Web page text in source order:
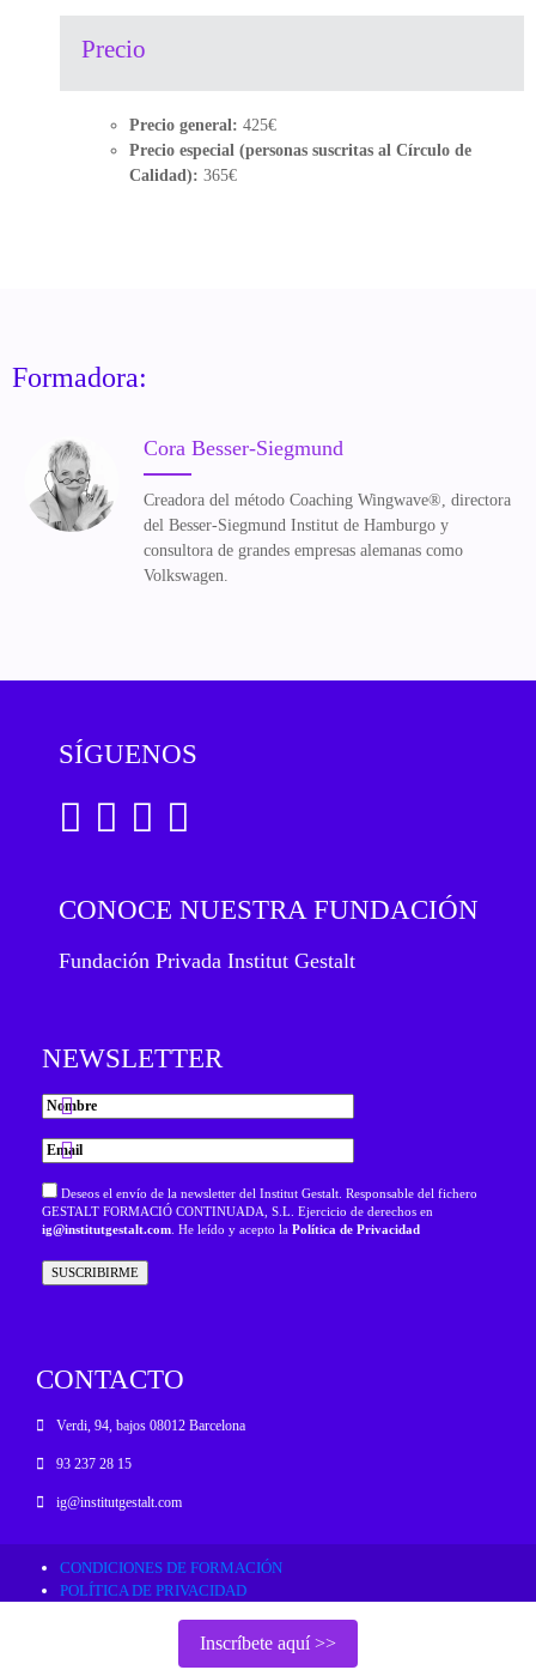
Inscríbete aquí >>
Precio
Precio general: 425€
Precio especial (personas suscritas al Círculo de
Calidad): 365€
Formadora:
Cora Besser-Siegmund
Creadora del método Coaching Wingwave®, directora
del Besser-Siegmund Institut de Hamburgo y
consultora de grandes empresas alemanas como
Volkswagen.
SÍGUENOS
CONOCE NUESTRA FUNDACIÓN
Fundación Privada Institut Gestalt
NEWSLETTER
Deseos el envío de la newsletter del Institut Gestalt. Responsable del fichero
GESTALT FORMACIÓ CONTINUADA, S.L. Ejercicio de derechos en
ig@institutgestalt.com . He leído y acepto la Política de Privacidad
CONTACTO
Verdi, 94, bajos 08012 Barcelona
93 237 28 15
ig@institutgestalt.com
CONDICIONES DE FORMACIÓN
POLÍTICA DE PRIVACIDAD
POLÍTICA DE COOKIES